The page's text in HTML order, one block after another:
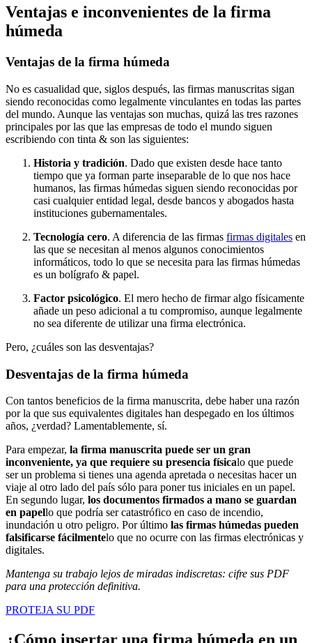
Ventajas e inconvenientes de la firma
húmeda
Ventajas de la firma húmeda
No es casualidad que, siglos después, las firmas manuscritas sigan
siendo reconocidas como legalmente vinculantes en todas las partes
del mundo. Aunque las ventajas son muchas, quizá las tres razones
principales por las que las empresas de todo el mundo siguen
escribiendo con tinta & son las siguientes:
Historia y tradición. Dado que existen desde hace tanto
tiempo que ya forman parte inseparable de lo que nos hace
humanos, las firmas húmedas siguen siendo reconocidas por
casi cualquier entidad legal, desde bancos y abogados hasta
instituciones gubernamentales.
Tecnología cero. A diferencia de las firmas firmas digitales en
las que se necesitan al menos algunos conocimientos
informáticos, todo lo que se necesita para las firmas húmedas
es un bolígrafo & papel.
Factor psicológico. El mero hecho de firmar algo físicamente
añade un peso adicional a tu compromiso, aunque legalmente
no sea diferente de utilizar una firma electrónica.
Pero, ¿cuáles son las desventajas?
Desventajas de la firma húmeda
Con tantos beneficios de la firma manuscrita, debe haber una razón
por la que sus equivalentes digitales han despegado en los últimos
años, ¿verdad? Lamentablemente, sí.
Para empezar, la firma manuscrita puede ser un gran
inconveniente, ya que requiere su presencia físicalo que puede
ser un problema si tienes una agenda apretada o necesitas hacer un
viaje al otro lado del país sólo para poner tus iniciales en un papel.
En segundo lugar, los documentos firmados a mano se guardan
en papello que podría ser catastrófico en caso de incendio,
inundación u otro peligro. Por último las firmas húmedas pueden
falsificarse fácilmentelo que no ocurre con las firmas electrónicas y
digitales.
Mantenga su trabajo lejos de miradas indiscretas: cifre sus PDF
para una protección definitiva.
PROTEJA SU PDF